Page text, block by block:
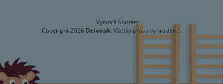
Vytvoril Shoptet
Copyright 2026 Deivo.sk. Všetky práva vyhradené.